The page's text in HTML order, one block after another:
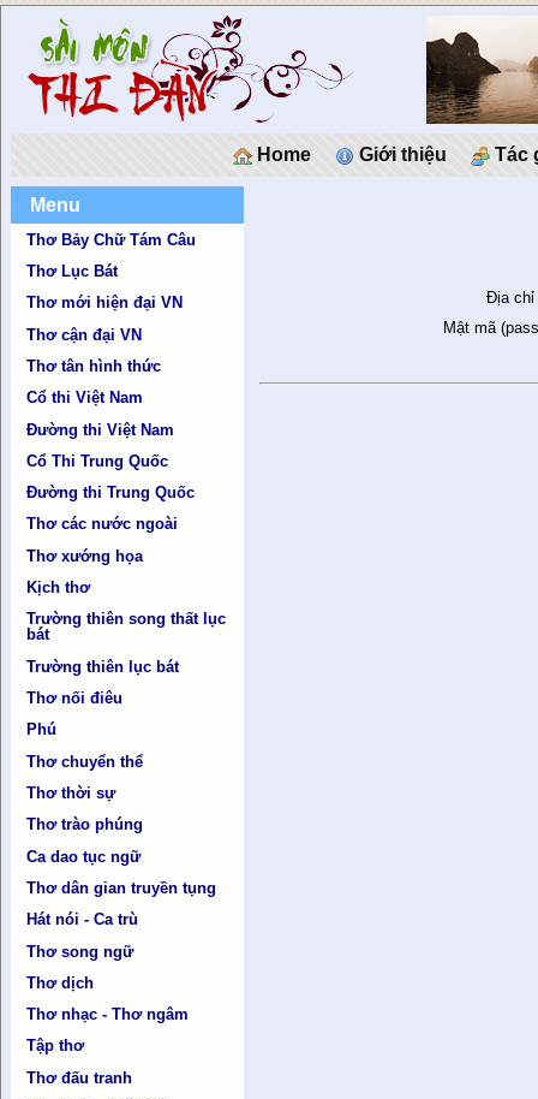
Home Giới thiệu Tác
Menu
Thơ Bảy Chữ Tám Câu
Thơ Lục Bát
Thơ mới hiện đại VN
Thơ cận đại VN
Thơ tân hình thức
Cổ thi Việt Nam
Đường thi Việt Nam
Cổ Thi Trung Quốc
Đường thi Trung Quốc
Thơ các nước ngoài
Thơ xướng họa
Kịch thơ
Trường thiên song thất lục
bát
Trường thiên lục bát
Thơ nối điêu
Phú
Thơ chuyển thể
Thơ thời sự
Thơ trào phúng
Ca dao tục ngữ
Thơ dân gian truyền tụng
Hát nói - Ca trù
Thơ song ngữ
Thơ dịch
Thơ nhạc - Thơ ngâm
Tập thơ
Thơ đấu tranh
Địa chỉ
Mật mã